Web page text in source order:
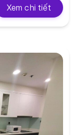
Xem chi tiết